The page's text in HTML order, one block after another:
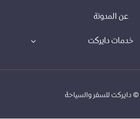
عن المدونة
خدمات دايركت